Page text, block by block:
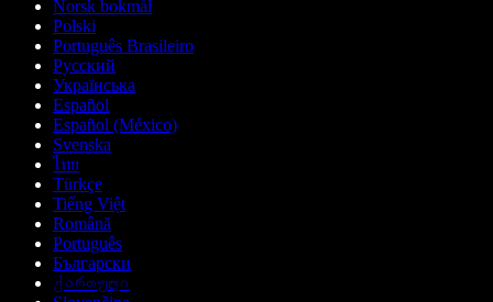
Norsk bokmål
Polski
Português Brasileiro
Русский
Українська
Español
Español (México)
Svenska
ไทย
Türkçe
Tiếng Việt
Română
Português
Български
ქართული